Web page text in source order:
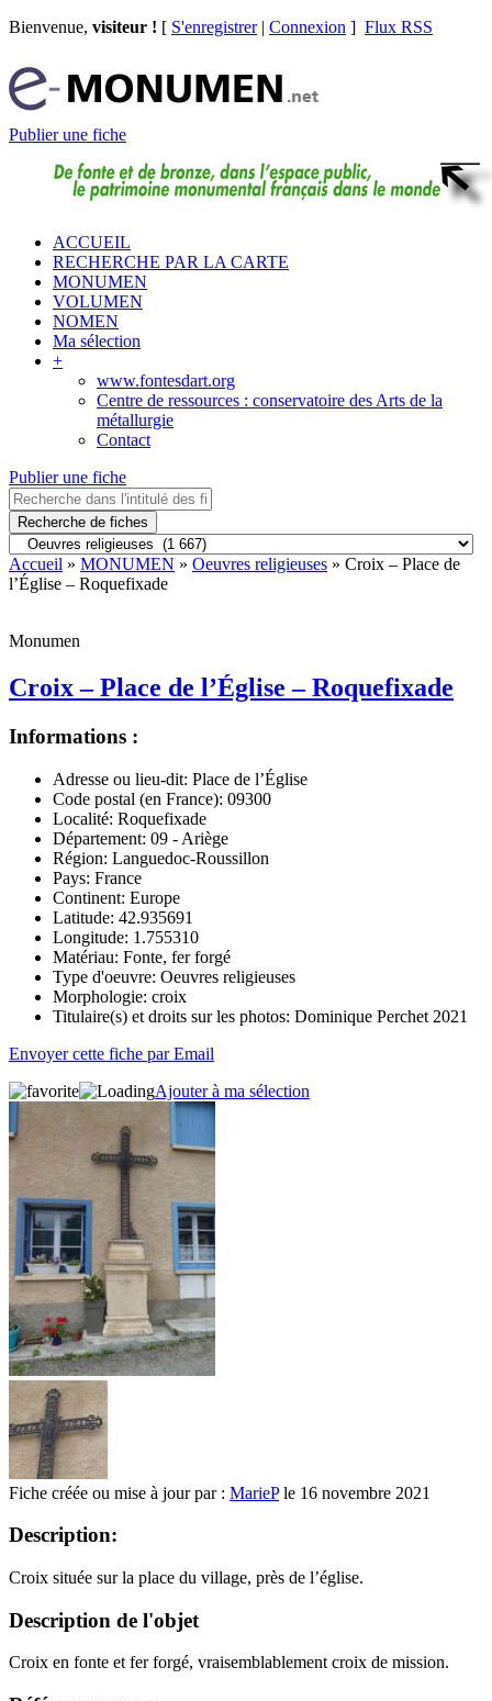
Bienvenue, visiteur ! [ S'enregistrer| Connexion ] Flux RSS
Publier une fiche
ACCUEIL
RECHERCHE PAR LA CARTE
MONUMEN
VOLUMEN
NOMEN
Ma sélection
+
www.fontesdart.org
Centre de ressources : conservatoire des Arts de la
métallurgie
Contact
Publier une fiche
Recherche de fiches
Accueil » MONUMEN » Oeuvres religieuses » Croix – Place de
l’Église – Roquefixade
Monumen
Croix – Place de l’Église – Roquefixade
Informations :
Adresse ou lieu-dit: Place de l’Église
Code postal (en France): 09300
Localité: Roquefixade
Département: 09 - Ariège
Région: Languedoc-Roussillon
Pays: France
Continent: Europe
Latitude: 42.935691
Longitude: 1.755310
Matériau: Fonte, fer forgé
Type d'oeuvre: Oeuvres religieuses
Morphologie: croix
Titulaire(s) et droits sur les photos: Dominique Perchet 2021
Envoyer cette fiche par Email
Ajouter à ma sélection
Fiche créée ou mise à jour par : MariePle 16 novembre 2021
Description:
Croix située sur la place du village, près de l’église.
Description de l'objet
Croix en fonte et fer forgé, vraisemblablement croix de mission.